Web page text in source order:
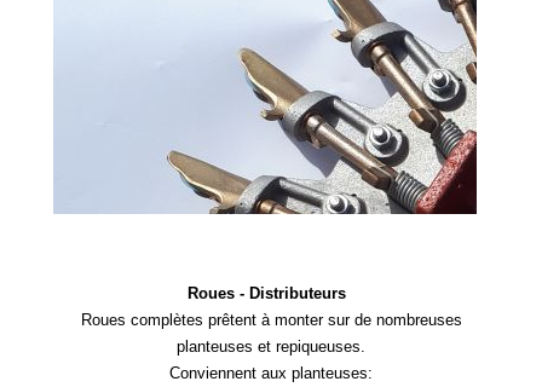
Roues - Distributeurs
Roues complètes prêtent à monter sur de nombreuses
planteuses et repiqueuses.
Conviennent aux planteuses: